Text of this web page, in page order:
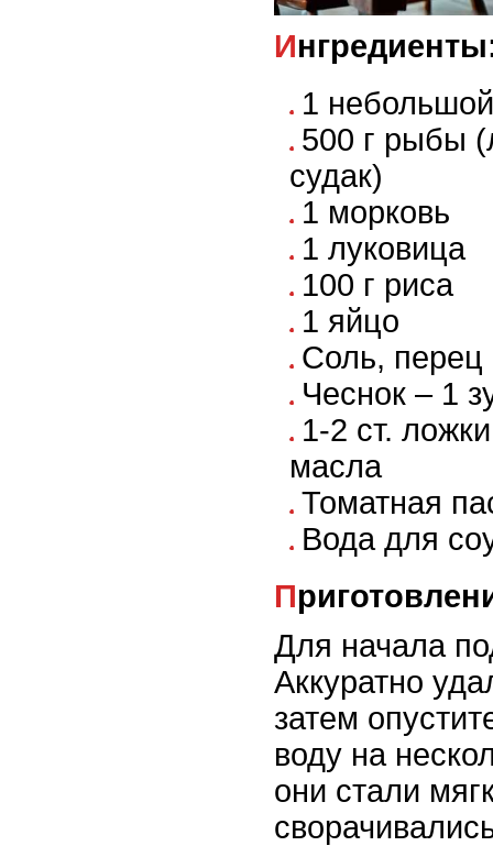
1
500 г рыбы
судак)
1 морковь
1 луковица
100 г риса
1 яйцо
Соль, перец
Чеснок – 1
1-2 ст.
масла
Томатная
Вода для
Для начала
Аккуратно
затем
воду на
они стали